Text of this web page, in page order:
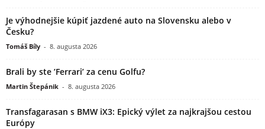
Je výhodnejšie kúpiť jazdené auto na Slovensku alebo v
Česku?
Tomáš Bíly - 8. augusta 2026
Brali by ste ’Ferrari’ za cenu Golfu?
Martin Štepánik - 8. augusta 2026
Transfagarasan s BMW iX3: Epický výlet za najkrajšou cestou
Európy